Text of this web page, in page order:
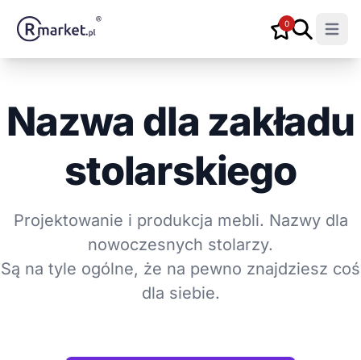
0
Open
Nazwa dla zakładu
stolarskiego
Projektowanie i produkcja mebli. Nazwy dla
nowoczesnych stolarzy.
Są na tyle ogólne, że na pewno znajdziesz coś
dla siebie.